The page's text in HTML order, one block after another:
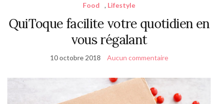
Food , Lifestyle
QuiToque facilite votre quotidien en
vous régalant
10 octobre 2018 Aucun commentaire